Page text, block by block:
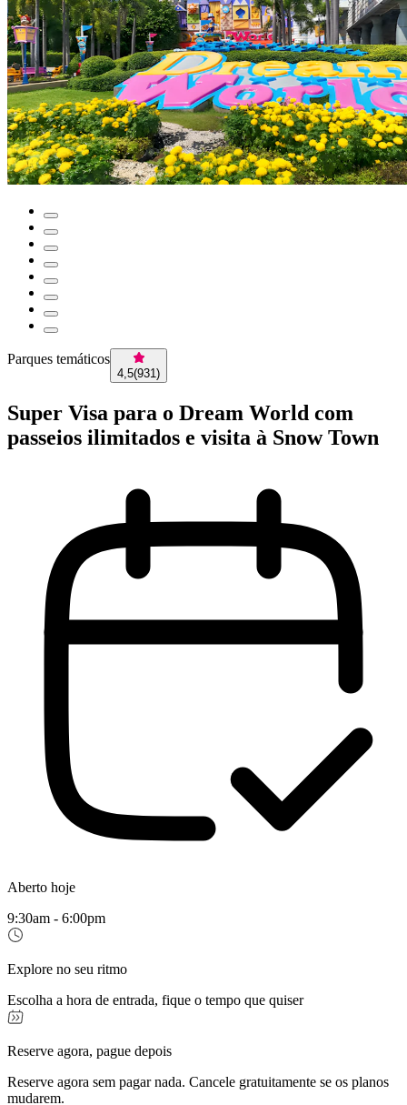
Parques temáticos
4,5(931)
Super Visa para o Dream World com
passeios ilimitados e visita à Snow Town
Aberto hoje
9:30am - 6:00pm
Explore no seu ritmo
Escolha a hora de entrada, fique o tempo que quiser
Reserve agora, pague depois
Reserve agora sem pagar nada. Cancele gratuitamente se os planos
mudarem.